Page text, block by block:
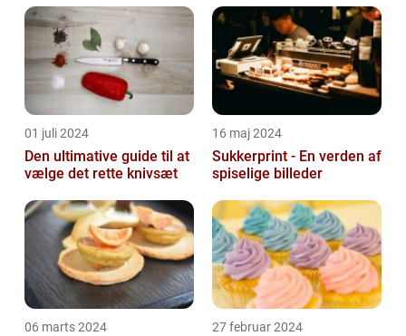
01 juli 2024
Den ultimative guide til at
vælge det rette knivsæt
16 maj 2024
Sukkerprint - En verden af
spiselige billeder
06 marts 2024 27 februar 2024